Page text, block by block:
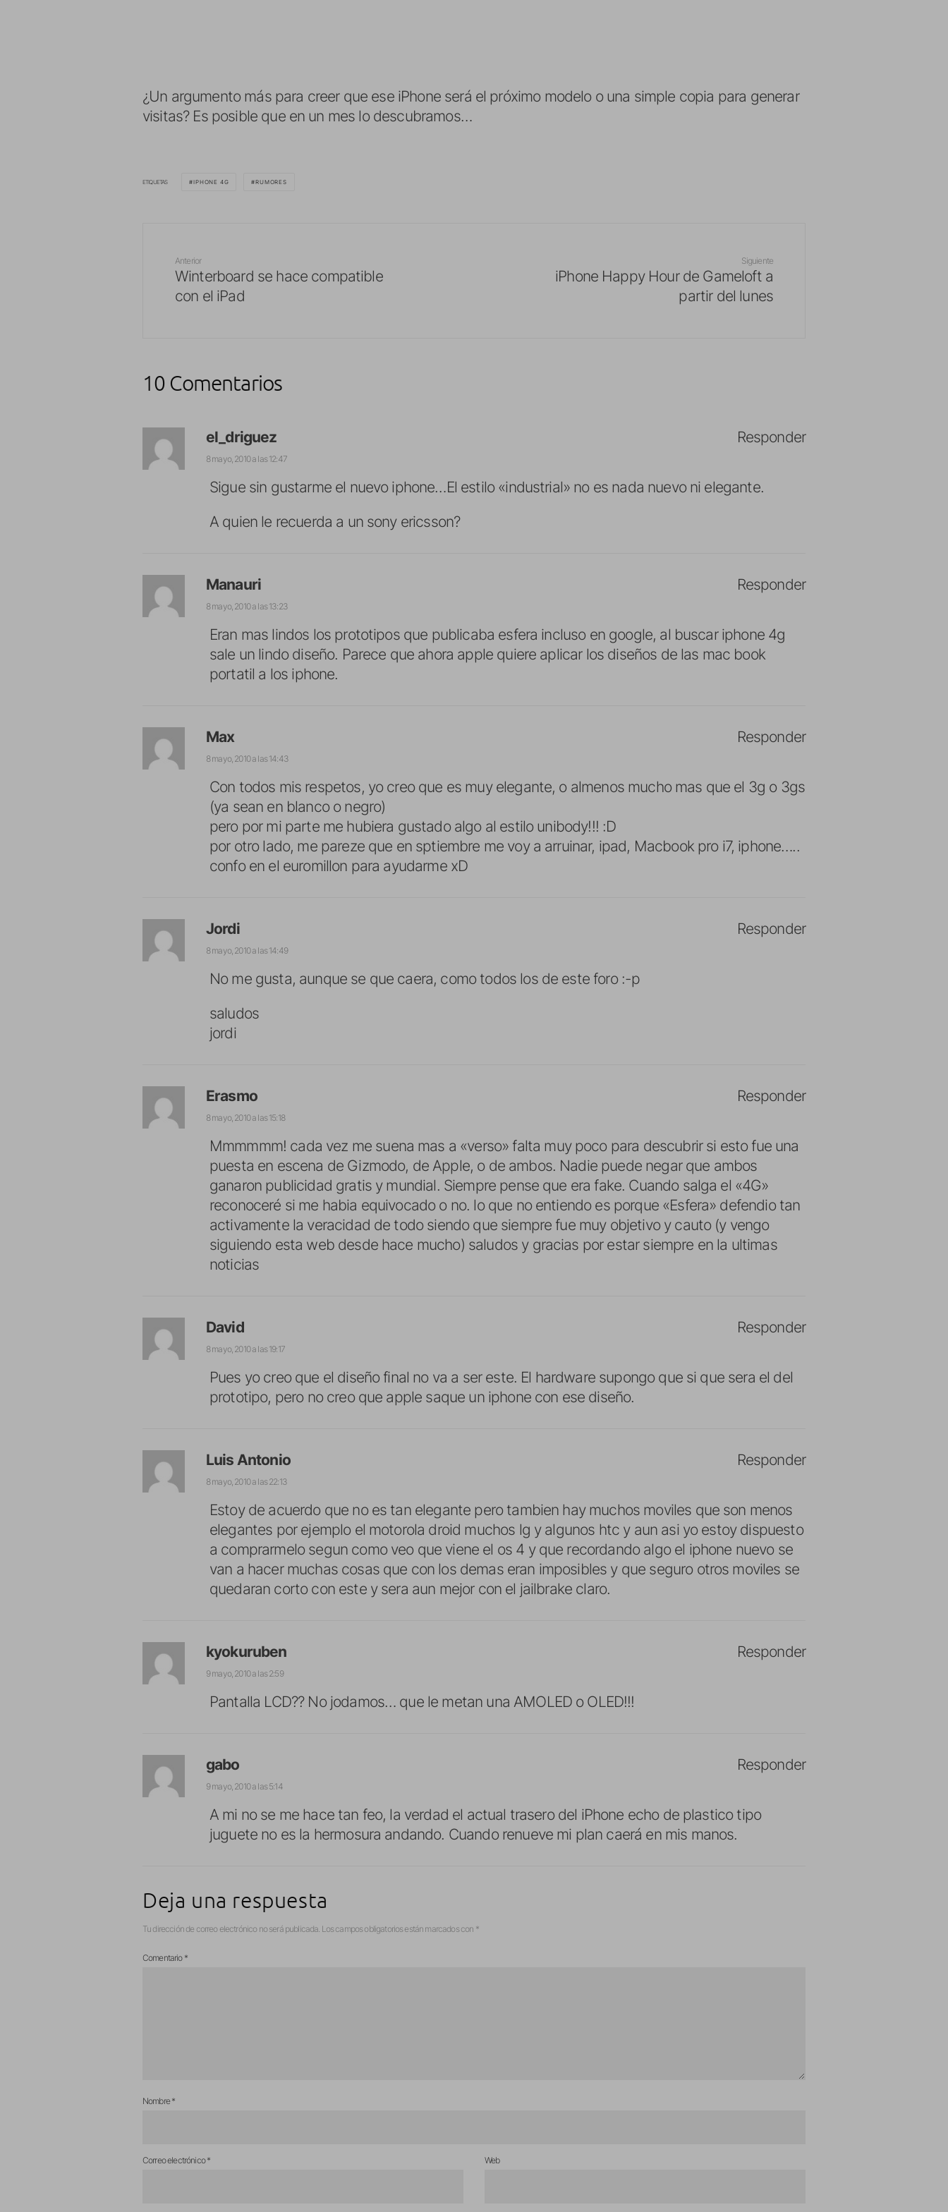
¿Un argumento más para creer que ese iPhone será el próximo modelo o una simple copia para generar
visitas? Es posible que en un mes lo descubramos…
ETIQUETAS IPHONE 4G RUMORES
Anterior
Winterboard se hace compatible
con el iPad
Siguiente
iPhone Happy Hour de Gameloft a
partir del lunes
10 Comentarios
el_driguez
8 mayo, 2010 a las 12:47
Sigue sin gustarme el nuevo iphone…El estilo «industrial» no es nada nuevo ni elegante.
A quien le recuerda a un sony ericsson?
Responder
Manauri
8 mayo, 2010 a las 13:23
Eran mas lindos los prototipos que publicaba esfera incluso en google, al buscar iphone 4g
sale un lindo diseño. Parece que ahora apple quiere aplicar los diseños de las mac book
portatil a los iphone.
Responder
Max
8 mayo, 2010 a las 14:43
Con todos mis respetos, yo creo que es muy elegante, o almenos mucho mas que el 3g o 3gs
(ya sean en blanco o negro)
pero por mi parte me hubiera gustado algo al estilo unibody!!! :D
por otro lado, me pareze que en sptiembre me voy a arruinar, ipad, Macbook pro i7, iphone…..
confo en el euromillon para ayudarme xD
Responder
Jordi
8 mayo, 2010 a las 14:49
No me gusta, aunque se que caera, como todos los de este foro :-p
saludos
jordi
Responder
Erasmo
8 mayo, 2010 a las 15:18
Mmmmmm! cada vez me suena mas a «verso» falta muy poco para descubrir si esto fue una
puesta en escena de Gizmodo, de Apple, o de ambos. Nadie puede negar que ambos
ganaron publicidad gratis y mundial. Siempre pense que era fake. Cuando salga el «4G»
reconoceré si me habia equivocado o no. lo que no entiendo es porque «Esfera» defendio tan
activamente la veracidad de todo siendo que siempre fue muy objetivo y cauto (y vengo
siguiendo esta web desde hace mucho) saludos y gracias por estar siempre en la ultimas
noticias
Responder
David
8 mayo, 2010 a las 19:17
Pues yo creo que el diseño final no va a ser este. El hardware supongo que si que sera el del
prototipo, pero no creo que apple saque un iphone con ese diseño.
Responder
Luis Antonio
8 mayo, 2010 a las 22:13
Estoy de acuerdo que no es tan elegante pero tambien hay muchos moviles que son menos
elegantes por ejemplo el motorola droid muchos lg y algunos htc y aun asi yo estoy dispuesto
a comprarmelo segun como veo que viene el os 4 y que recordando algo el iphone nuevo se
van a hacer muchas cosas que con los demas eran imposibles y que seguro otros moviles se
quedaran corto con este y sera aun mejor con el jailbrake claro.
Responder
kyokuruben
9 mayo, 2010 a las 2:59
Pantalla LCD?? No jodamos… que le metan una AMOLED o OLED!!!
Responder
gabo
9 mayo, 2010 a las 5:14
A mi no se me hace tan feo, la verdad el actual trasero del iPhone echo de plastico tipo
juguete no es la hermosura andando. Cuando renueve mi plan caerá en mis manos.
Responder
Deja una respuesta
Tu dirección de correo electrónico no será publicada. Los campos obligatorios están marcados con *
Comentario *
Nombre*
Correo electrónico* Web